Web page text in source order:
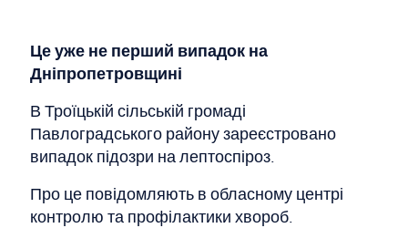
Це уже не перший випадок на
Дніпропетровщині
В Троїцькій сільській громаді
Павлоградського району зареєстровано
випадок підозри на лептоспіроз.
Про це повідомляють в обласному центрі
контролю та профілактики хвороб.